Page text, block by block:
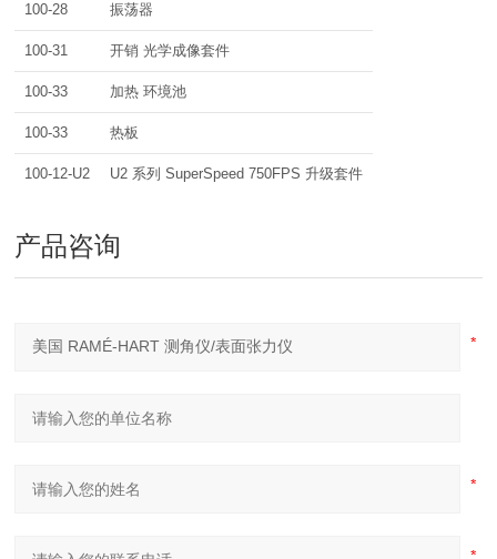
100-28 振荡器
100-31 开销 光学成像套件
100-33 加热 环境池
100-33 热板
100-12-U2 U2 系列 SuperSpeed 750FPS 升级套件
产品咨询